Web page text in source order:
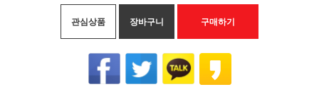
관심상품 장바구니 구매하기